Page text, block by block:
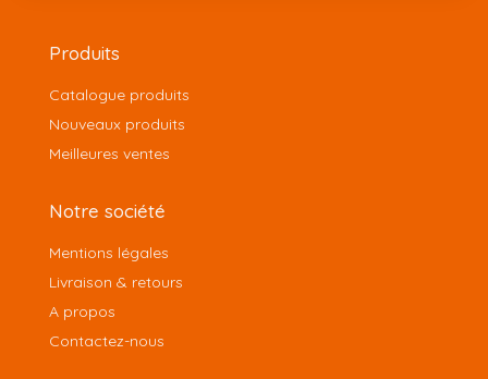
Produits
Catalogue produits
Nouveaux produits
Meilleures ventes
Notre société
Mentions légales
Livraison & retours
A propos
Contactez-nous